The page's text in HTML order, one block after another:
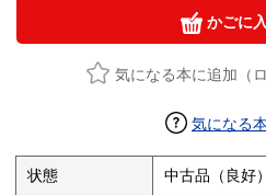
かごに
気になる本に追加（
気になる
状態 中古品（良好）